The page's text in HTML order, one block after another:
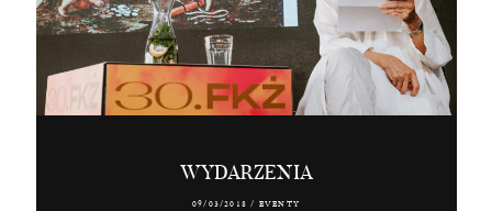
WYDARZENIA
09/03/2018/ EVENTY
Kraków, Polska, Świat
© 2024 Karolina Moskała